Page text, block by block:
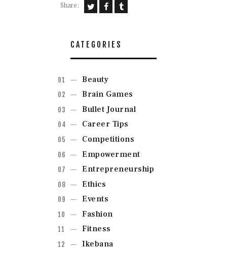
Share:
CATEGORIES
Beauty
Brain Games
Bullet Journal
Career Tips
Competitions
Empowerment
Entrepreneurship
Ethics
Events
Fashion
Fitness
Ikebana